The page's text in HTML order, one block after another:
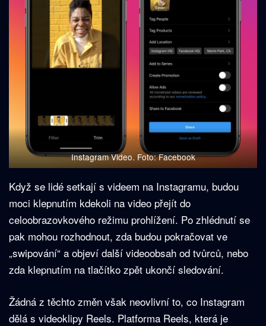
Instagram Video. Foto: Facebook
Když se lidé setkají s videem na Instagramu, budou
moci klepnutím kdekoli na video přejít do
celoobrazovkového režimu prohlížení. Po zhlédnutí se
pak mohou rozhodnout, zda budou pokračovat ve
„swipování“ a objeví další videoobsah od tvůrců, nebo
zda klepnutím na tlačítko zpět ukončí sledování.
Žádná z těchto změn však neovlivní to, co Instagram
dělá s videoklipy Reels. Platforma Reels, která je